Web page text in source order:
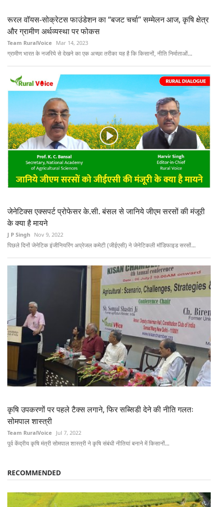
रूरल वॉयस-सोक्रेटस फाउंडेशन का “बजट चर्चा” सम्मेलन आज, कृषि क्षेत्र
और ग्रामीण अर्थव्यस्था पर फोकस
Team RuralVoice Mar 14, 2023
ग्रामीण भारत के नजरिये से देखने का एक अच्छा तरीका यह है कि किसानों, नीति निर्माताओं...
जेनेटिक्स एक्सपर्ट प्रोफेसर के.सी. बंसल से जानिये जीएम सरसों की मंजूरी
के क्या है मायने
J P Singh Nov 9, 2022
पिछले दिनों जेनेटिक इंजीनियरिंग अप्रेजल कमेटी (जीईएसी) ने जेनेटिकली मॉडिफाइड सरसों...
कृषि उपकरणों पर पहले टैक्स लगाने, फिर सब्सिडी देने की नीति गलतः
सोमपाल शास्त्री
Team RuralVoice Jul 7, 2022
पूर्व केंद्रीय कृषि मंत्री सोमपाल शास्त्री ने कृषि संबंधी नीतियां बनाने में किसानों...
RECOMMENDED